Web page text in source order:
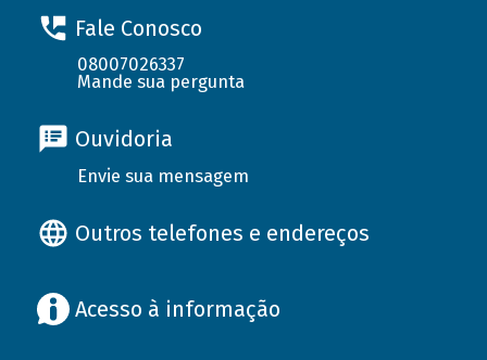
Fale Conosco
08007026337
Mande sua pergunta
Ouvidoria
Envie sua mensagem
Outros telefones e endereços
Acesso à informação